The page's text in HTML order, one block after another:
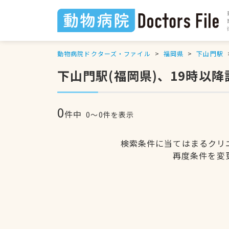
動物病院ドクターズ・ファイル 福岡県 下山門駅
下山門駅(福岡県)、19時以
0件中 0〜0件を表示
検索条件に当てはまるク
再度条件を変